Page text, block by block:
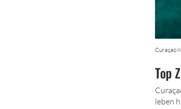
Curaçao
Top
leben